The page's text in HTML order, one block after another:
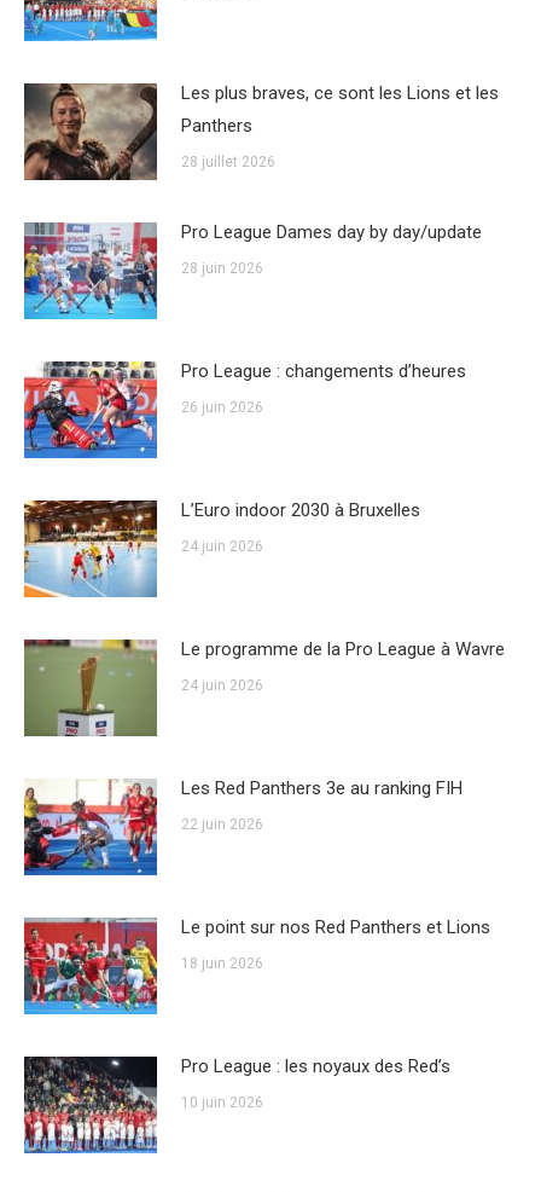
Les plus braves, ce sont les Lions et les
Panthers
28 juillet 2026
Pro League Dames day by day/update
28 juin 2026
Pro League : changements d’heures
26 juin 2026
L’Euro indoor 2030 à Bruxelles
24 juin 2026
Le programme de la Pro League à Wavre
24 juin 2026
Les Red Panthers 3e au ranking FIH
22 juin 2026
Le point sur nos Red Panthers et Lions
18 juin 2026
Pro League : les noyaux des Red’s
10 juin 2026